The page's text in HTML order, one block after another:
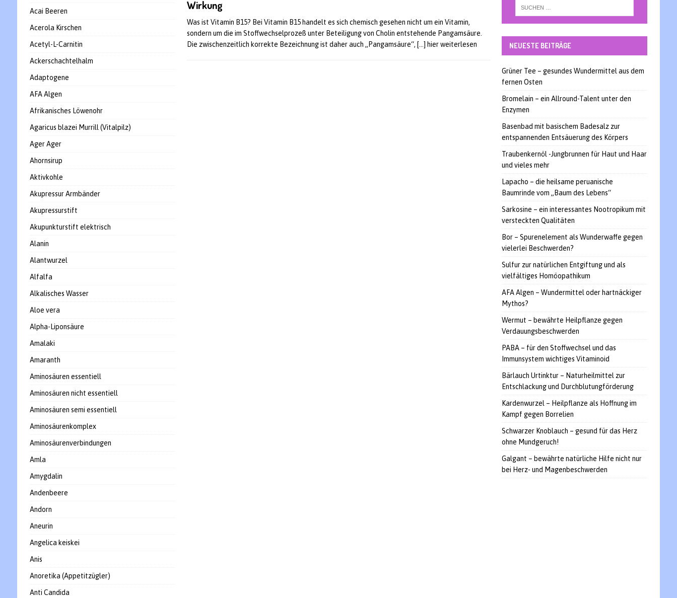
Wirkung
Was ist Vitamin B15? Bei Vitamin B15 handelt es sich chemisch gesehen nicht um ein Vitamin,
sondern um die im Stoffwechselprozeß unter Beteiligung von Cholin entstehende Pangamsäure.
Die zwischenzeitlich korrekte Bezeichnung ist daher auch „Pangamsäure“, […] hier weiterlesen
Acai Beeren
Acerola Kirschen
Acetyl-L-Carnitin
Ackerschachtelhalm
Adaptogene
AFA Algen
Afrikanisches Löwenohr
Agaricus blazei Murrill (Vitalpilz)
Ager Ager
Ahornsirup
Aktivkohle
Akupressur Armbänder
Akupressurstift
Akupunkturstift elektrisch
Alanin
Alantwurzel
Alfalfa
Alkalisches Wasser
Aloe vera
Alpha-Liponsäure
Amalaki
Amaranth
Aminosäuren essentiell
Aminosäuren nicht essentiell
Aminosäuren semi essentiell
Aminosäurenkomplex
Aminosäurenverbindungen
Amla
Amygdalin
Andenbeere
Andorn
Aneurin
Angelica keiskei
Anis
Anoretika (Appetitzügler)
Anti Candida
NEUESTE BEITRÄGE
Grüner Tee – gesundes Wundermittel aus dem
fernen Osten
Bromelain – ein Allround-Talent unter den
Enzymen
Basenbad mit basischem Badesalz zur
entspannenden Entsäuerung des Körpers
Traubenkernöl -Jungbrunnen für Haut und Haar
und vieles mehr
Lapacho – die heilsame peruanische
Baumrinde vom „Baum des Lebens“
Sarkosine – ein interessantes Nootropikum mit
versteckten Qualitäten
Bor – Spurenelement als Wunderwaffe gegen
vielerlei Beschwerden?
Sulfur zur natürlichen Entgiftung und als
vielfältiges Homöopathikum
AFA Algen – Wundermittel oder hartnäckiger
Mythos?
Wermut – bewährte Heilpflanze gegen
Verdauungsbeschwerden
PABA – für den Stoffwechsel und das
Immunsystem wichtiges Vitaminoid
Bärlauch Urtinktur – Naturheilmittel zur
Entschlackung und Durchblutungförderung
Kardenwurzel – Heilpflanze als Hoffnung im
Kampf gegen Borrelien
Schwarzer Knoblauch – gesund für das Herz
ohne Mundgeruch!
Galgant – bewährte natürliche Hilfe nicht nur
bei Herz- und Magenbeschwerden